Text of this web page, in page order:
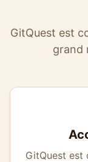
GitQuest est
grand
GitQuest est